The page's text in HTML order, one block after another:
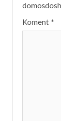
Koment *